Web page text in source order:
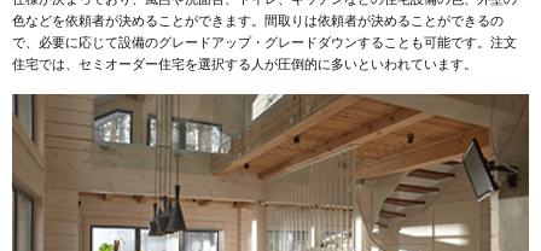
色などを依頼者が決めることができます。間取りは依頼者が決めることができるの
で、必要に応じて設備のグレードアップ・グレードダウンすることも可能です。注文
住宅では、セミオーダー住宅を選択する人が圧倒的に多いといわれています。